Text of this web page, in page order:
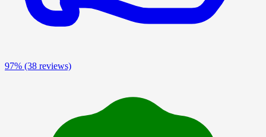
97% (38 reviews)